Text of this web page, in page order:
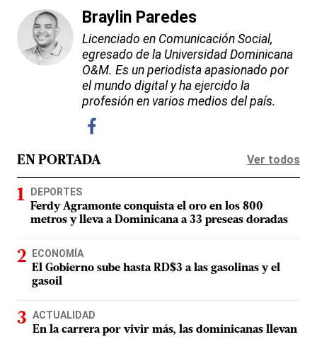
Braylin Paredes
Licenciado en Comunicación Social,
egresado de la Universidad Dominicana
O&M. Es un periodista apasionado por
el mundo digital y ha ejercido la
profesión en varios medios del país.
EN PORTADA Ver todos
DEPORTES
Ferdy Agramonte conquista el oro en los 800
metros y lleva a Dominicana a 33 preseas doradas
ECONOMÍA
El Gobierno sube hasta RD$3 a las gasolinas y el
gasoil
ACTUALIDAD
En la carrera por vivir más, las dominicanas llevan